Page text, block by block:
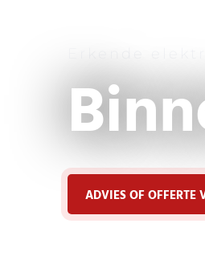
ADVIES OF OFFERTE